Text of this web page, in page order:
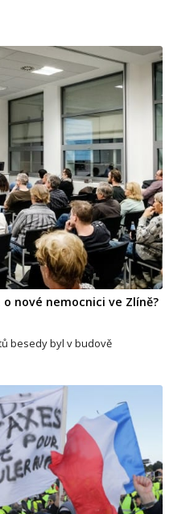
nové nemocnici ve Zlíně?
besedy byl v budově